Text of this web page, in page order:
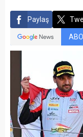
Paylaş